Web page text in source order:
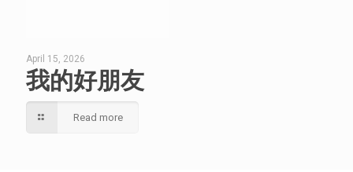
April 15, 2026
我的好朋友
Read more